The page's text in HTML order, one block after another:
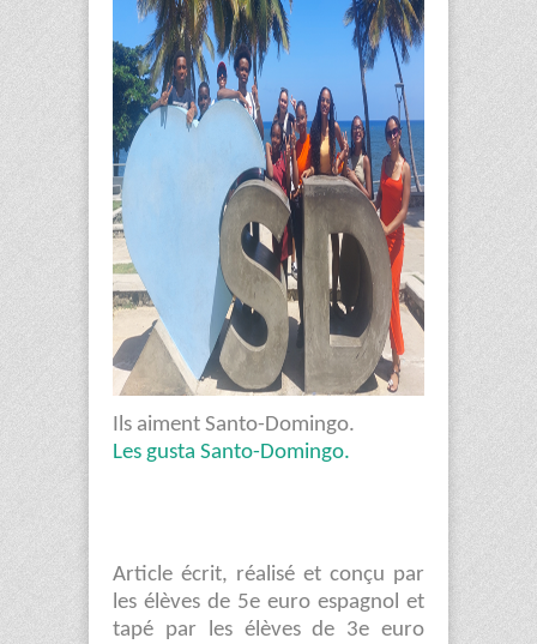
Ils aiment Santo-Domingo.
Les gusta Santo-Domingo.
Article écrit, réalisé et conçu par
les élèves de 5e euro espagnol et
tapé par les élèves de 3e euro